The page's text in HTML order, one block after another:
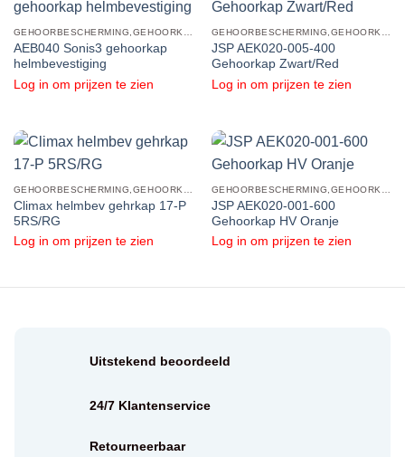
GEHOORBESCHERMING,GEHOORKAPPEN,GEHOORKAPPEN HELMBEVESTIGING
AEB040 Sonis3 gehoorkap
helmbevestiging
Log in om prijzen te zien
GEHOORBESCHERMING,GEHOORKAPPEN,GEHOORKAPPEN HELMBEVESTIGING
JSP AEK020-005-400
Gehoorkap Zwart/Red
Log in om prijzen te zien
Climax helmbev gehrkap 17-P
5RS/RG
Log in om prijzen te zien
JSP AEK020-001-600
Gehoorkap HV Oranje
Log in om prijzen te zien
Uitstekend beoordeeld
24/7 Klantenservice
Retourneerbaar